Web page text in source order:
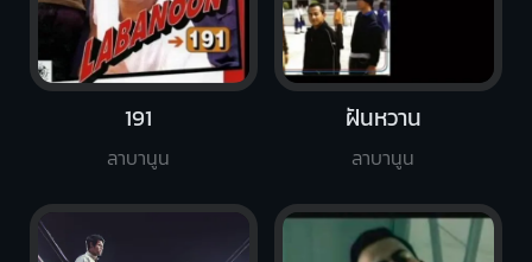
191
ลาบานูน
ฝันหวาน
ลาบานูน